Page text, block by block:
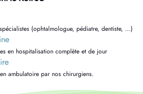
(ophtalmologue, pédiatre, dentiste, …)
en hospitalisation complète et de jour
ambulatoire par nos chirurgiens.